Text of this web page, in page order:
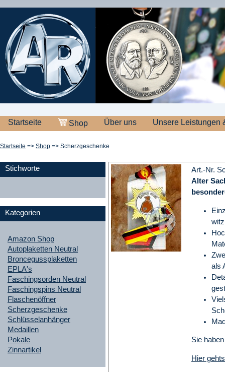
Startseite Shop Über uns Unsere Leistungen
Startseite => Shop => Scherzgeschenke
Stichworte
Kategorien
Amazon Shop
Autoplaketten Neutral
Broncegussplaketten
EPLA's
Faschingsorden Neutral
Faschingspins Neutral
Flaschenöffner
Scherzgeschenke
Schlüsselanhänger
Medaillen
Pokale
Zinnartikel
Art.-Nr.
Alter
als
Sie
Hier